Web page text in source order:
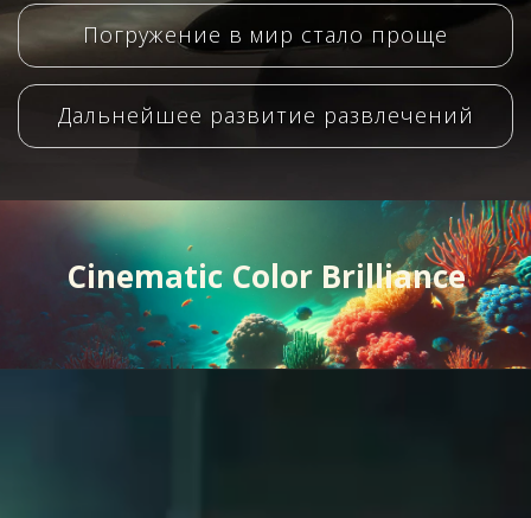
Погружение в мир стало проще
Дальнейшее развитие развлечений
Cinematic Color Brilliance